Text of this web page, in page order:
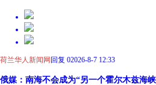
荷兰华人新闻网回复 02026-8-7 12:33
俄媒：南海不会成为“另一个霍尔木兹海